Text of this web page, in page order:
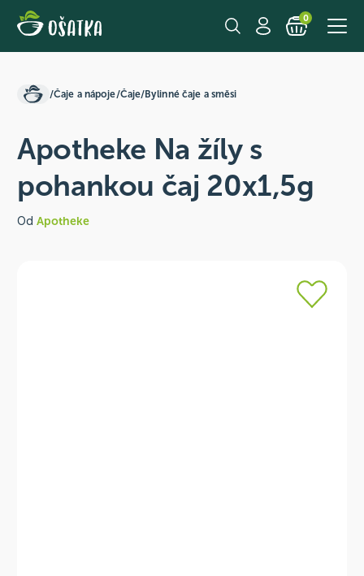
0
/Čaje a nápoje/Čaje/Bylinné čaje a směsi
Apotheke Na žíly s
pohankou čaj 20x1,5g
Od Apotheke